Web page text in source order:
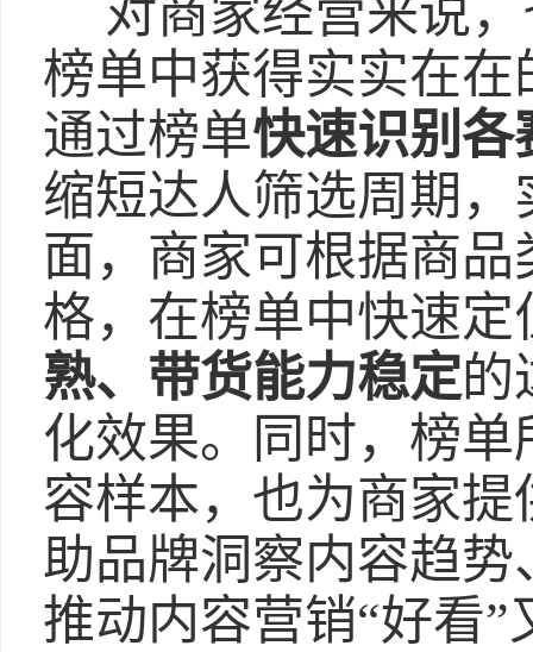
对商家经营来说
榜单中获得实实在
通过榜单快速识别各
缩短达人筛选周期
面，商家可根据商
格，在榜单中快速定
熟、带货能力稳定的
化效果。同时，榜
容样本，也为商家提
助品牌洞察内容趋
推动内容营销“好看”